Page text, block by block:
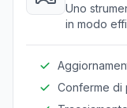
Uno
in modo
Conferme di